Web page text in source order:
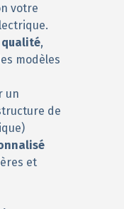
votre
qualité,
modèles
un
de
et